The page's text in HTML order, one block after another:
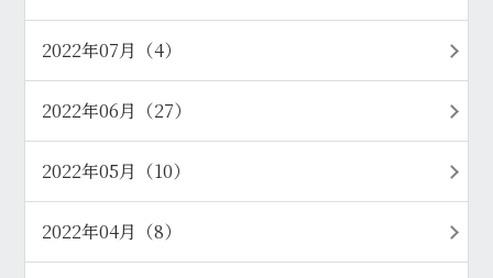
2022年07月（4）
2022年06月（27）
2022年05月（10）
2022年04月（8）